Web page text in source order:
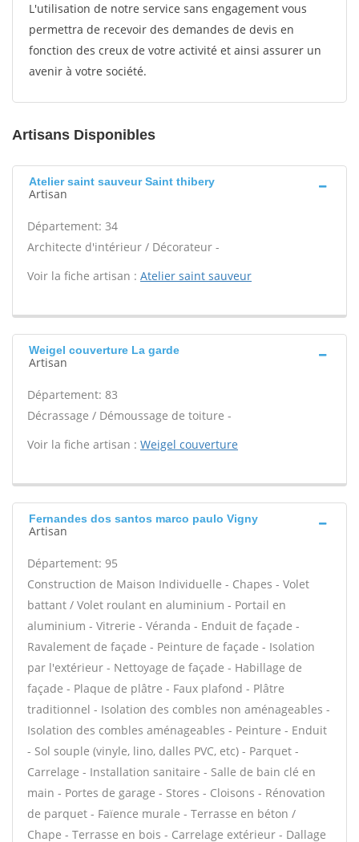
L'utilisation de notre service sans engagement vous
permettra de recevoir des demandes de devis en
fonction des creux de votre activité et ainsi assurer un
avenir à votre société.
Artisans Disponibles
Atelier saint sauveur Saint thibery
Artisan
Département: 34
Architecte d'intérieur / Décorateur -
Voir la fiche artisan : Atelier saint sauveur
Weigel couverture La garde
Artisan
Département: 83
Décrassage / Démoussage de toiture -
Voir la fiche artisan : Weigel couverture
Fernandes dos santos marco paulo Vigny
Artisan
Département: 95
Construction de Maison Individuelle - Chapes - Volet
battant / Volet roulant en aluminium - Portail en
aluminium - Vitrerie - Véranda - Enduit de façade -
Ravalement de façade - Peinture de façade - Isolation
par l'extérieur - Nettoyage de façade - Habillage de
façade - Plaque de plâtre - Faux plafond - Plâtre
traditionnel - Isolation des combles non aménageables -
Isolation des combles aménageables - Peinture - Enduit
- Sol souple (vinyle, lino, dalles PVC, etc) - Parquet -
Carrelage - Installation sanitaire - Salle de bain clé en
main - Portes de garage - Stores - Cloisons - Rénovation
de parquet - Faïence murale - Terrasse en béton /
Chape - Terrasse en bois - Carrelage extérieur - Dallage